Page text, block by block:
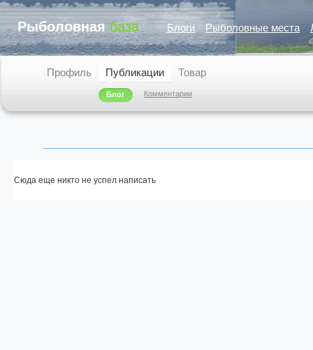
Рыболовная база Блоги Рыболовные места
Профиль Публикации
Блог Комментарии
Товар
Сюда еще никто не успел написать